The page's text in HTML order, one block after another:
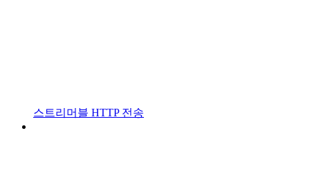
스트리머블 HTTP 전송